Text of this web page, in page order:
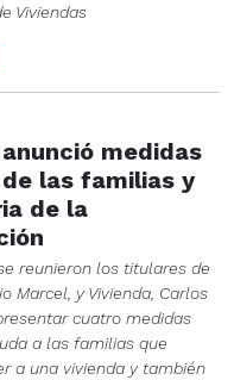
Viviendas
medidas
las familias y
de la
reunieron los titulares de
Marcel, y Vivienda, Carlos
cuatro medidas
a las familias que
a una vivienda y también